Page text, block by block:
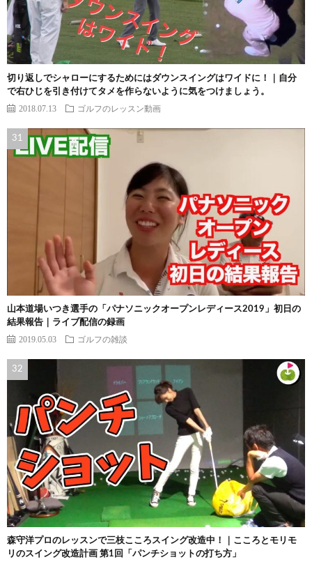
切り返しでシャローにするためにはダウンスイングはワイドに！｜自分
で右ひじを引き付けてタメを作らないように気をつけましょう。
2018.07.13 ゴルフのレッスン動画
山本道場いつき選手の「パナソニックオープンレディース2019」初日の
結果報告｜ライブ配信の録画
2019.05.03 ゴルフの雑談
森守洋プロのレッスンで三枝こころスイング改造中！｜こころとモリモ
リのスイング改造計画 第1回「パンチショットの打ち方」